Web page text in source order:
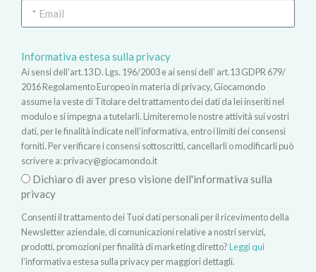
Informativa estesa sulla privacy
Ai sensi dell’art.13 D. Lgs. 196/2003 e ai sensi dell’ art.13 GDPR 679/
2016 Regolamento Europeo in materia di privacy, Giocamondo
assume la veste di Titolare del trattamento dei dati da lei inseriti nel
modulo e si impegna a tutelarli. Limiteremo le nostre attività sui vostri
dati, per le finalità indicate nell’informativa, entro i limiti dei consensi
forniti. Per verificare i consensi sottoscritti, cancellarli o modificarli può
scrivere a:privacy@giocamondo.it
Dichiaro di aver preso visione dell'informativa sulla
privacy
Consenti il trattamento dei Tuoi dati personali per il ricevimento della
Newsletter aziendale, di comunicazioni relative a nostri servizi,
prodotti, promozioni per finalità di marketing diretto?Leggi qui
l'informativa estesa sulla privacy per maggiori dettagli.